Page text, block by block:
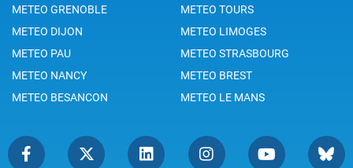
METEO GRENOBLE
METEO TOURS
METEO DIJON
METEO LIMOGES
METEO PAU
METEO STRASBOURG
METEO NANCY
METEO BREST
METEO BESANCON
METEO LE MANS